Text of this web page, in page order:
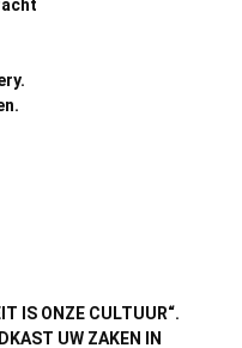
IS ONZE CULTUUR“.
UW ZAKEN IN